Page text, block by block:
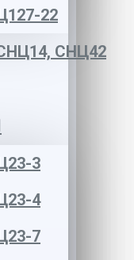
22
СНЦ42
3
4
7